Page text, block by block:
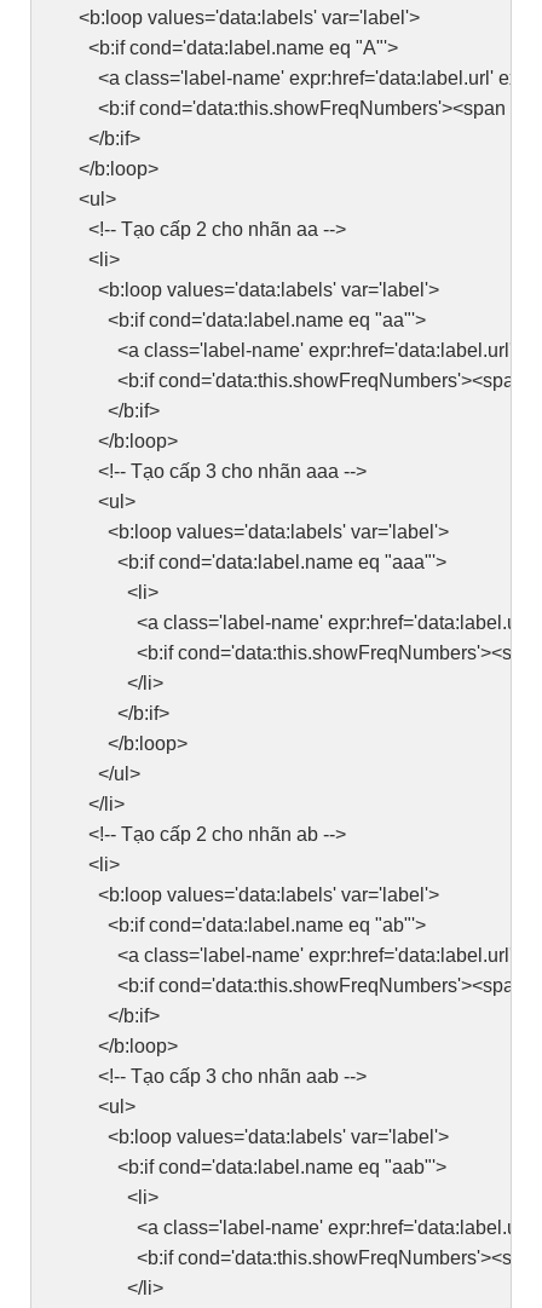
<b:loop values='data:labels' var='label'>
<b:if cond='data:label.name eq "A"'>
<a class='label-name' expr:href='data:label.url'
<b:if cond='data:this.showFreqNumbers'><span
</b:if>
</b:loop>
<ul>
<!-- Tạo cấp 2 cho nhãn aa -->
<li>
<b:loop values='data:labels' var='label'>
<b:if cond='data:label.name eq "aa"'>
<a class='label-name'
<b:if cond='data:this.showFreqNumbers'><span
</b:if>
</b:loop>
<!-- Tạo cấp 3 cho nhãn aaa -->
<ul>
<b:loop values='data:labels' var='label'>
<b:if cond='data:label.name eq "aaa"'>
<li>
<a class='label-name'
<b:if cond='data:this.showFreqNumbers'><span
</li>
</b:if>
</b:loop>
</ul>
</li>
<!-- Tạo cấp 2 cho nhãn ab -->
<li>
<b:loop values='data:labels' var='label'>
<b:if cond='data:label.name eq "ab"'>
<a class='label-name'
<b:if cond='data:this.showFreqNumbers'><span
</b:if>
</b:loop>
<!-- Tạo cấp 3 cho nhãn aab -->
<ul>
<b:loop values='data:labels' var='label'>
<b:if cond='data:label.name eq "aab"'>
<li>
<a class='label-name'
<b:if cond='data:this.showFreqNumbers'><span
</li>